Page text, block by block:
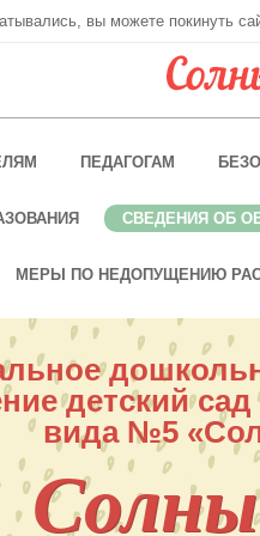
вы можете покинуть
ПЕДАГОГАМ
СВЕДЕНИЯ ОБ
МЕРЫ ПО НЕДОПУЩЕНИЮ
детский
вида №5